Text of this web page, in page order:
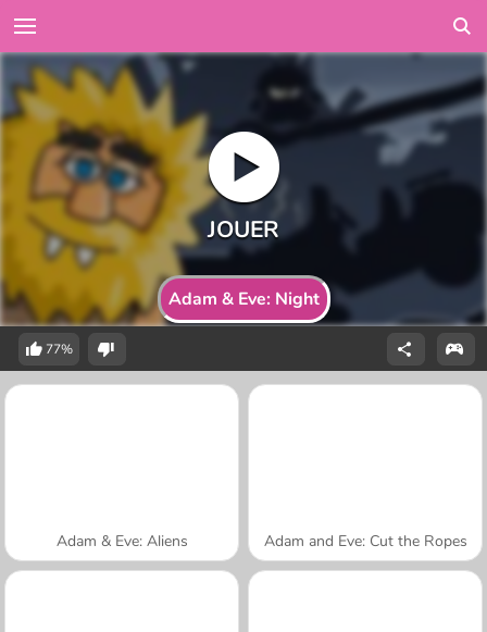
Adam & Eve: Night
77%
Adam & Eve: Aliens Adam and Eve: Cut the Ropes